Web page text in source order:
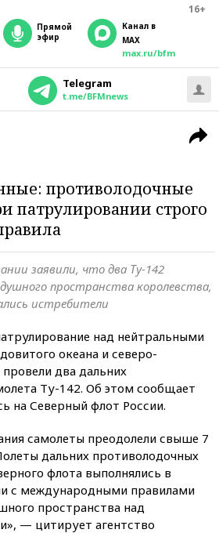
16+
прямой
эфир
Канал в
MAX
max.ru/bfm
Telegram
t.me/BFMnews
противолодочные
патрулировании строго
заявили, что два Ту-142
пространства королевства,
истребители
над нейтральными
океана и северо-
два дальних
Ту-142. Об этом сообщает
на Северный флот России.
самолеты преодолели свыше 7
дальних противолодочных
флота выполнялись в
с международными правилами
пространства над
— цитирует агентство